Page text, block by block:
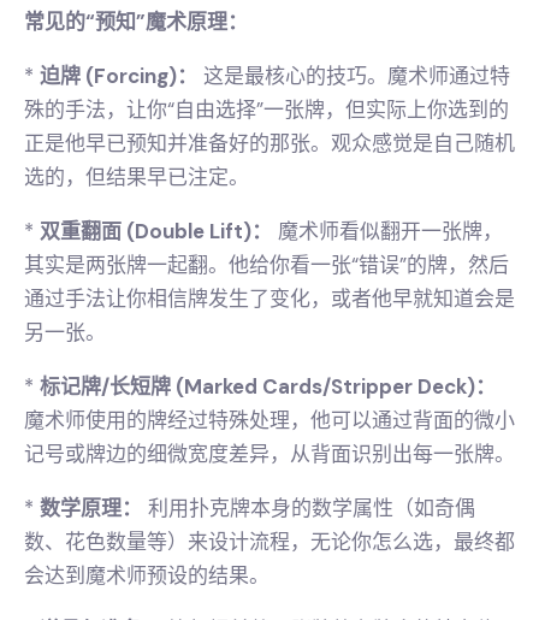
常见的“预知”魔术原理：
* 迫牌 (Forcing)：
这是最核心的技巧。魔术师通过特
殊的手法，让你“自由选择”一张牌，但实际上你选到的
正是他早已预知并准备好的那张。观众感觉是自己随机
选的，但结果早已注定。
* 双重翻面 (Double Lift)：
魔术师看似翻开一张牌，
其实是两张牌一起翻。他给你看一张“错误”的牌，然后
通过手法让你相信牌发生了变化，或者他早就知道会是
另一张。
* 标记牌/长短牌 (Marked Cards/Stripper Deck)：
魔术师使用的牌经过特殊处理，他可以通过背面的微小
记号或牌边的细微宽度差异，从背面识别出每一张牌。
* 数学原理：
利用扑克牌本身的数学属性（如奇偶
数、花色数量等）来设计流程，无论你怎么选，最终都
会达到魔术师预设的结果。